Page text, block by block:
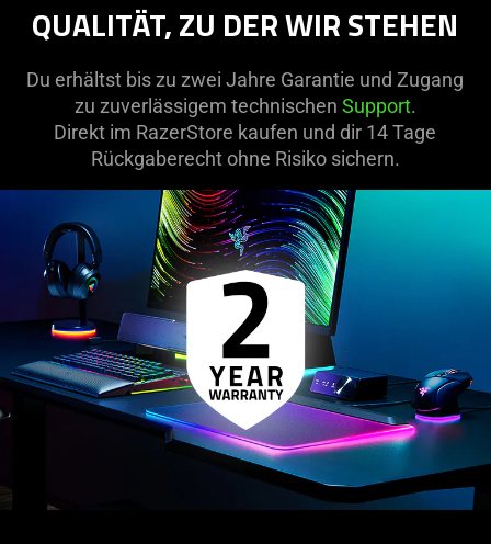
QUALITÄT, ZU DER WIR STEHEN
Du erhältst bis zu zwei Jahre Garantie und Zugang
zu zuverlässigem technischen Support.
Direkt im RazerStore kaufen und dir 14 Tage
Rückgaberecht ohne Risiko sichern.